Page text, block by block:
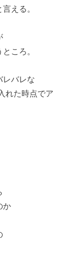
える。
ころ。
レバレな
れた時点でア
か